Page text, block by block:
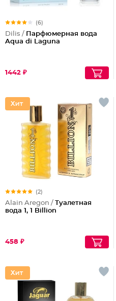
(6)
Dilis / Парфюмерная вода
Aqua di Laguna
1442 ₽
(2)
Alain Aregon / Туалетная
вода 1, 1 Billion
458 ₽